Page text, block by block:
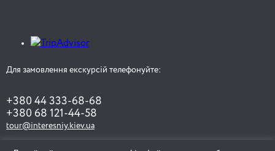
Для замовлення екскурсій телефонуйте:
+380 44 333-68-68
+380 68 121-44-58
tour@interesniy.kiev.ua